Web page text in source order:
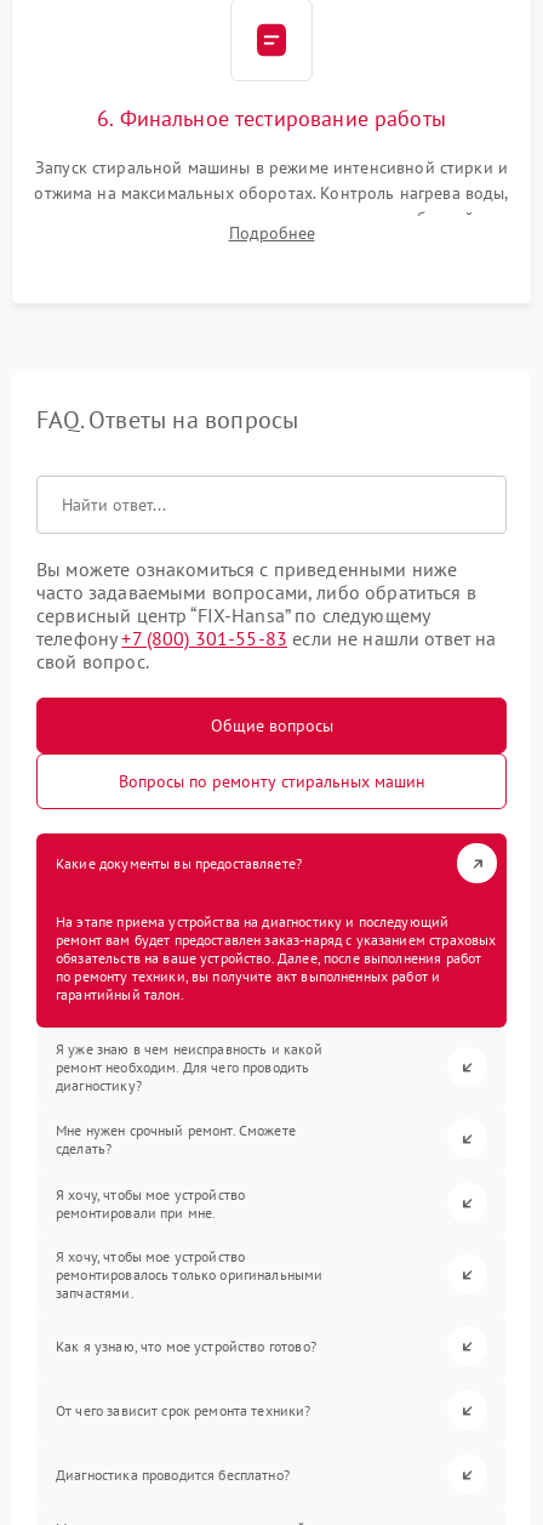
6. Финальное тестирование работы
Запуск стиральной машины в режиме интенсивной стирки и
отжима на максимальных оборотах. Контроль нагрева воды,
корректности слива, отсутствия излишних вибраций,
посторонних стуков и протечек под корпусом.
Подробнее
FAQ. Ответы на вопросы
Вы можете ознакомиться с приведенными ниже
часто задаваемыми вопросами, либо обратиться в
сервисный центр “FIX-Hansa” по следующему
телефону+7 (800) 301-55-83 если не нашли ответ на
свой вопрос.
Общие вопросы
Вопросы по ремонту стиральных машин
Какие документы вы предоставляете?
На этапе приема устройства на диагностику и последующий
ремонт вам будет предоставлен заказ-наряд с указанием страховых
обязательств на ваше устройство. Далее, после выполнения работ
по ремонту техники, вы получите акт выполненных работ и
гарантийный талон.
Я уже знаю в чем неисправность и какой
ремонт необходим. Для чего проводить
диагностику?
Мне нужен срочный ремонт. Сможете
сделать?
Я хочу, чтобы мое устройство
ремонтировали при мне.
Я хочу, чтобы мое устройство
ремонтировалось только оригинальными
запчастями.
Как я узнаю, что мое устройство готово?
От чего зависит срок ремонта техники?
Диагностика проводится бесплатно?